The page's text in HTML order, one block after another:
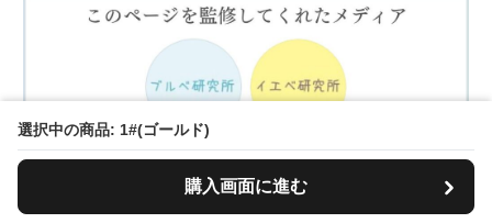
選択中の商品: 1#(ゴールド)
購入画面に進む